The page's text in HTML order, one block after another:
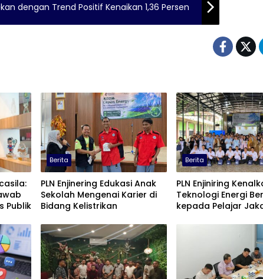
dengan Trend Positif Kenaikan 1,36 Persen
Publik
Berita
PLN Enjinering Edukasi Anak
Sekolah Mengenai Karier di
Bidang Kelistrikan
Berita
PLN Enjiniring
Teknologi Energi
kepada Pelajar